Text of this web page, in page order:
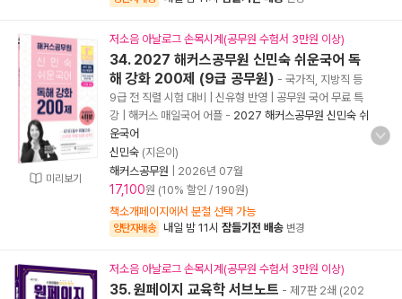
미리보기
저소음 아날로그 손목시계(공무원 수험서 3만원 이상)
34. 2027 해커스공무원 신민숙 쉬운국어 독
해 강화 200제 (9급 공무원) - 국가직, 지방직 등
9급 전 직렬 시험 대비 | 신유형 반영 | 공무원 국어 무료 특
강 | 해커스 매일국어 어플 - 2027 해커스공무원 신민숙 쉬
운국어
신민숙 (지은이)
해커스공무원
2026년 07월
17,100원 (10% 할인 / 190원)
책소개페이지에서 분철 선택 가능
양탄자배송 내일 밤 11시 잠들기전 배송 변경
저소음 아날로그 손목시계(공무원 수험서 3만원 이상)
35. 원페이지 교육학 서브노트 - 제7판 2쇄 (202